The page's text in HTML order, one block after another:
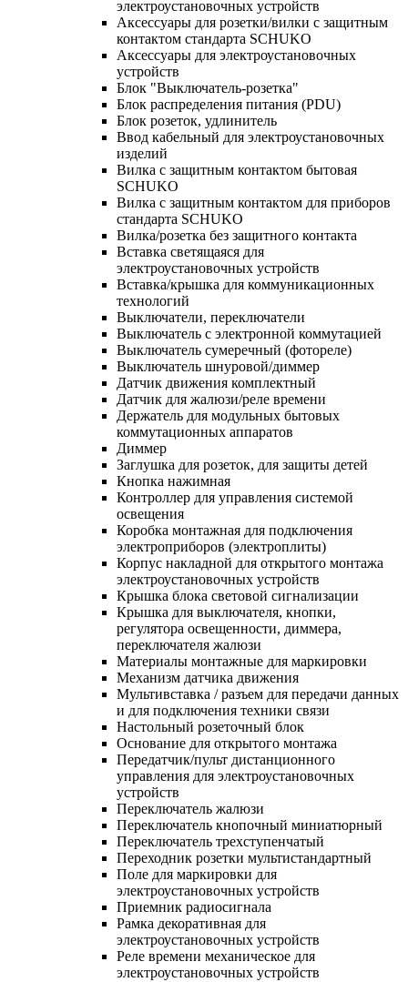
электроустановочных устройств
Аксессуары для розетки/вилки с защитным
контактом стандарта SCHUKO
Аксессуары для электроустановочных
устройств
Блок "Выключатель-розетка"
Блок распределения питания (PDU)
Блок розеток, удлинитель
Ввод кабельный для электроустановочных
изделий
Вилка с защитным контактом бытовая
SCHUKO
Вилка с защитным контактом для приборов
стандарта SCHUKO
Вилка/розетка без защитного контакта
Вставка светящаяся для
электроустановочных устройств
Вставка/крышка для коммуникационных
технологий
Выключатели, переключатели
Выключатель с электронной коммутацией
Выключатель сумеречный (фотореле)
Выключатель шнуровой/диммер
Датчик движения комплектный
Датчик для жалюзи/реле времени
Держатель для модульных бытовых
коммутационных аппаратов
Диммер
Заглушка для розеток, для защиты детей
Кнопка нажимная
Контроллер для управления системой
освещения
Коробка монтажная для подключения
электроприборов (электроплиты)
Корпус накладной для открытого монтажа
электроустановочных устройств
Крышка блока световой сигнализации
Крышка для выключателя, кнопки,
регулятора освещенности, диммера,
переключателя жалюзи
Материалы монтажные для маркировки
Механизм датчика движения
Мультивставка / разъем для передачи данных
и для подключения техники связи
Настольный розеточный блок
Основание для открытого монтажа
Передатчик/пульт дистанционного
управления для электроустановочных
устройств
Переключатель жалюзи
Переключатель кнопочный миниатюрный
Переключатель трехступенчатый
Переходник розетки мультистандартный
Поле для маркировки для
электроустановочных устройств
Приемник радиосигнала
Рамка декоративная для
электроустановочных устройств
Реле времени механическое для
электроустановочных устройств